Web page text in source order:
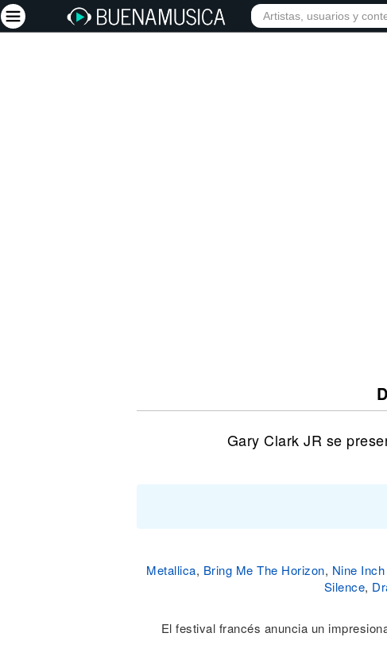
INICIO ARTISTAS RED
Gary Clark JR se
Metallica, Bring Me The Horizon, Nine
Silence,
El festival francés anuncia un